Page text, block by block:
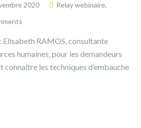
2020 Relay webinaire,
RAMOS, consultante
humaines, pour les demandeurs
connaître les techniques d’embauche